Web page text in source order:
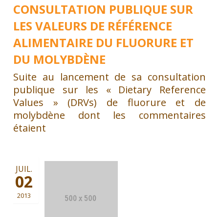
CONSULTATION PUBLIQUE SUR
LES VALEURS DE RÉFÉRENCE
ALIMENTAIRE DU FLUORURE ET
DU MOLYBDÈNE
Suite au lancement de sa consultation
publique sur les « Dietary Reference
Values » (DRVs) de fluorure et de
molybdène dont les commentaires
étaient
JUIL.
02
2013